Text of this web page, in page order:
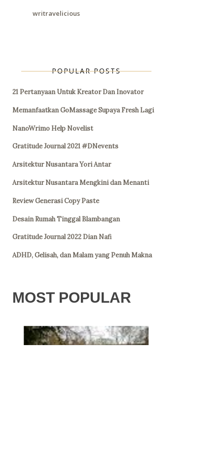
writravelicious
POPULAR POSTS
21 Pertanyaan Untuk Kreator Dan Inovator
Memanfaatkan GoMassage Supaya Fresh Lagi
NanoWrimo Help Novelist
Gratitude Journal 2021 #DNevents
Arsitektur Nusantara Yori Antar
Arsitektur Nusantara Mengkini dan Menanti
Review Generasi Copy Paste
Desain Rumah Tinggal Blambangan
Gratitude Journal 2022 Dian Nafi
ADHD, Gelisah, dan Malam yang Penuh Makna
MOST POPULAR